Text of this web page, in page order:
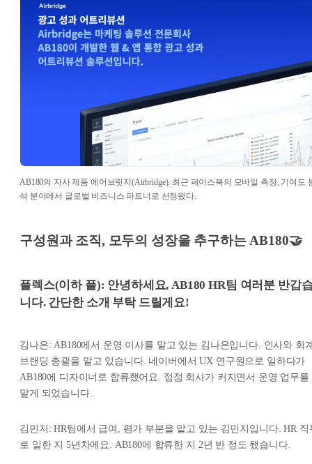
AB180의 자사 제품 에어브릿지(Airbridge). 최근 페이스북의 모바일 측정, 기여도
석 분야에서 글로벌 비즈니스 파트너로 선정됐다.
구성원과 조직, 모두의 성장을 추구하는 AB180🤝
플렉스(이하 플): 안녕하세요, AB180 HR팀 여러분 반갑
니다. 간단한 소개 부탁 드릴게요!
김나은: AB180에서 운영 이사를 맡고 있는 김나은입니다. 인사와 회
브랜딩 총괄을 맡고 있습니다. 네이버에서 UX 연구원으로 일하다가
AB180에 디자이너로 합류했어요. 점점 회사가 커지면서 운영 업무를
맡게 되었습니다.
김민지: HR팀에서 급여, 평가 부분을 맡고 있는 김민지입니다. HR 직
로 일한 지 5년차에요. AB180에 합류한 지 2년 반 정도 됐습니다.